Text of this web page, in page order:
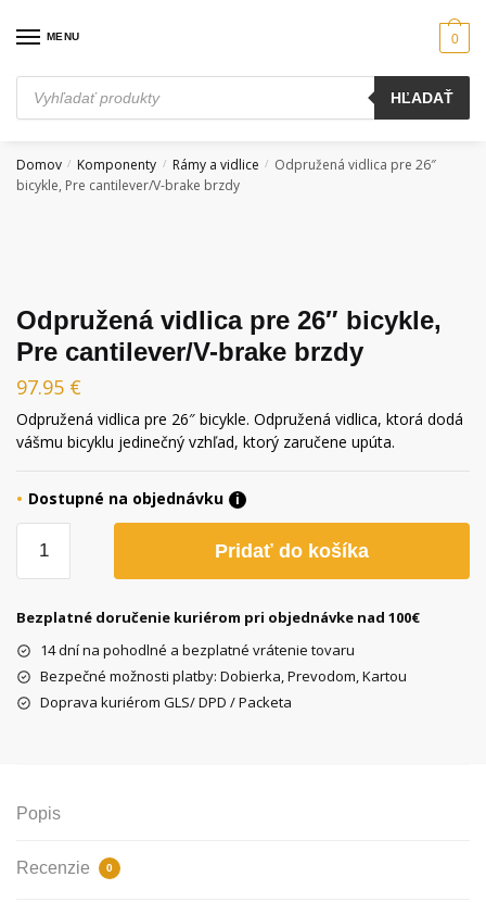
MENU
Products
search
HĽADAŤ
0
Domov / Komponenty / Rámy a vidlice / Odpružená vidlica pre 26″
bicykle, Pre cantilever/V-brake brzdy
Odpružená vidlica pre 26″ bicykle,
Pre cantilever/V-brake brzdy
97.95 €
Odpružená vidlica pre 26″ bicykle. Odpružená vidlica, ktorá dodá
vášmu bicyklu jedinečný vzhľad, ktorý zaručene upúta.
Dostupné na objednávku
i
Odpružená
pre
cantilever/V-
Pridať do košíka
Bezplatné doručenie kuriérom pri objednávke nad 100€
14 dní na pohodlné a bezplatné vrátenie tovaru
Bezpečné možnosti platby: Dobierka, Prevodom, Kartou
Doprava kuriérom GLS/ DPD / Packeta
Popis
Recenzie 0